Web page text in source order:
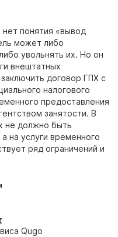
понятия «вывод
может либо
увольнять их. Но он
внештатных
договор ГПХ с
налогового
предоставления
занятости. В
не должно быть
на услуги временного
ряд ограничений и
Qugo